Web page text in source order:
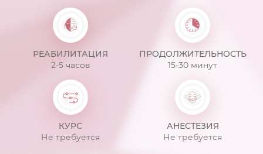
РЕАБИЛИТАЦИЯ
2-5 часов
ПРОДОЛЖИТЕЛЬНОСТЬ
15-30 минут
КУРС
Не требуется
АНЕСТЕЗИЯ
Не требуется